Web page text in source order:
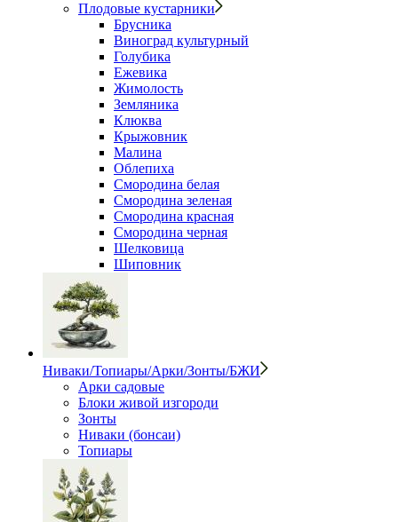
Плодовые кустарники
Брусника
Виноград культурный
Голубика
Ежевика
Жимолость
Земляника
Клюква
Крыжовник
Малина
Облепиха
Смородина белая
Смородина зеленая
Смородина красная
Смородина черная
Шелковица
Шиповник
Ниваки/Топиары/Арки/Зонты/БЖИ
Арки садовые
Блоки живой изгороди
Зонты
Ниваки (бонсаи)
Топиары